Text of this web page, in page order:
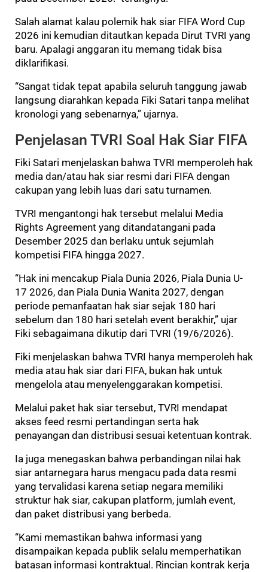
Salah alamat kalau polemik hak siar FIFA Word Cup
2026 ini kemudian ditautkan kepada Dirut TVRI yang
baru. Apalagi anggaran itu memang tidak bisa
diklarifikasi.
“Sangat tidak tepat apabila seluruh tanggung jawab
langsung diarahkan kepada Fiki Satari tanpa melihat
kronologi yang sebenarnya,” ujarnya.
Penjelasan TVRI Soal Hak Siar FIFA
Fiki Satari menjelaskan bahwa TVRI memperoleh hak
media dan/atau hak siar resmi dari FIFA dengan
cakupan yang lebih luas dari satu turnamen.
TVRI mengantongi hak tersebut melalui Media
Rights Agreement yang ditandatangani pada
Desember 2025 dan berlaku untuk sejumlah
kompetisi FIFA hingga 2027.
“Hak ini mencakup Piala Dunia 2026, Piala Dunia U-
17 2026, dan Piala Dunia Wanita 2027, dengan
periode pemanfaatan hak siar sejak 180 hari
sebelum dan 180 hari setelah event berakhir,” ujar
Fiki sebagaimana dikutip dari TVRI (19/6/2026).
Fiki menjelaskan bahwa TVRI hanya memperoleh hak
media atau hak siar dari FIFA, bukan hak untuk
mengelola atau menyelenggarakan kompetisi.
Melalui paket hak siar tersebut, TVRI mendapat
akses feed resmi pertandingan serta hak
penayangan dan distribusi sesuai ketentuan kontrak.
Ia juga menegaskan bahwa perbandingan nilai hak
siar antarnegara harus mengacu pada data resmi
yang tervalidasi karena setiap negara memiliki
struktur hak siar, cakupan platform, jumlah event,
dan paket distribusi yang berbeda.
“Kami memastikan bahwa informasi yang
disampaikan kepada publik selalu memperhatikan
batasan informasi kontraktual. Rincian kontrak kerja